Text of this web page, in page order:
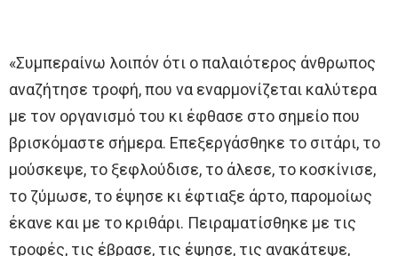
«Συμπεραίνω λοιπόν ότι ο παλαιότερος άνθρωπος
αναζήτησε τροφή, που να εναρμονίζεται καλύτερα
με τον οργανισμό του κι έφθασε στο σημείο που
βρισκόμαστε σήμερα. Επεξεργάσθηκε το σιτάρι, το
μούσκεψε, το ξεφλούδισε, το άλεσε, το κοσκίνισε,
το ζύμωσε, το έψησε κι έφτιαξε άρτο, παρομοίως
έκανε και με το κριθάρι. Πειραματίσθηκε με τις
τροφές, τις έβρασε, τις έψησε, τις ανακάτεψε,